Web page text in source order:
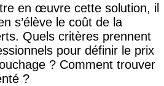
en œuvre cette solution, il
s’élève le coût de la
Quels critères prennent
pour définir le prix
? Comment trouver
?